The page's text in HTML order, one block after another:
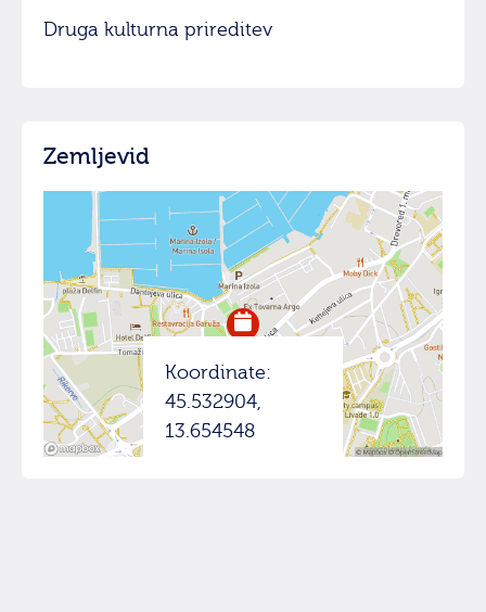
Druga kulturna prireditev
Zemljevid
Koordinate:
45.532904,
13.654548